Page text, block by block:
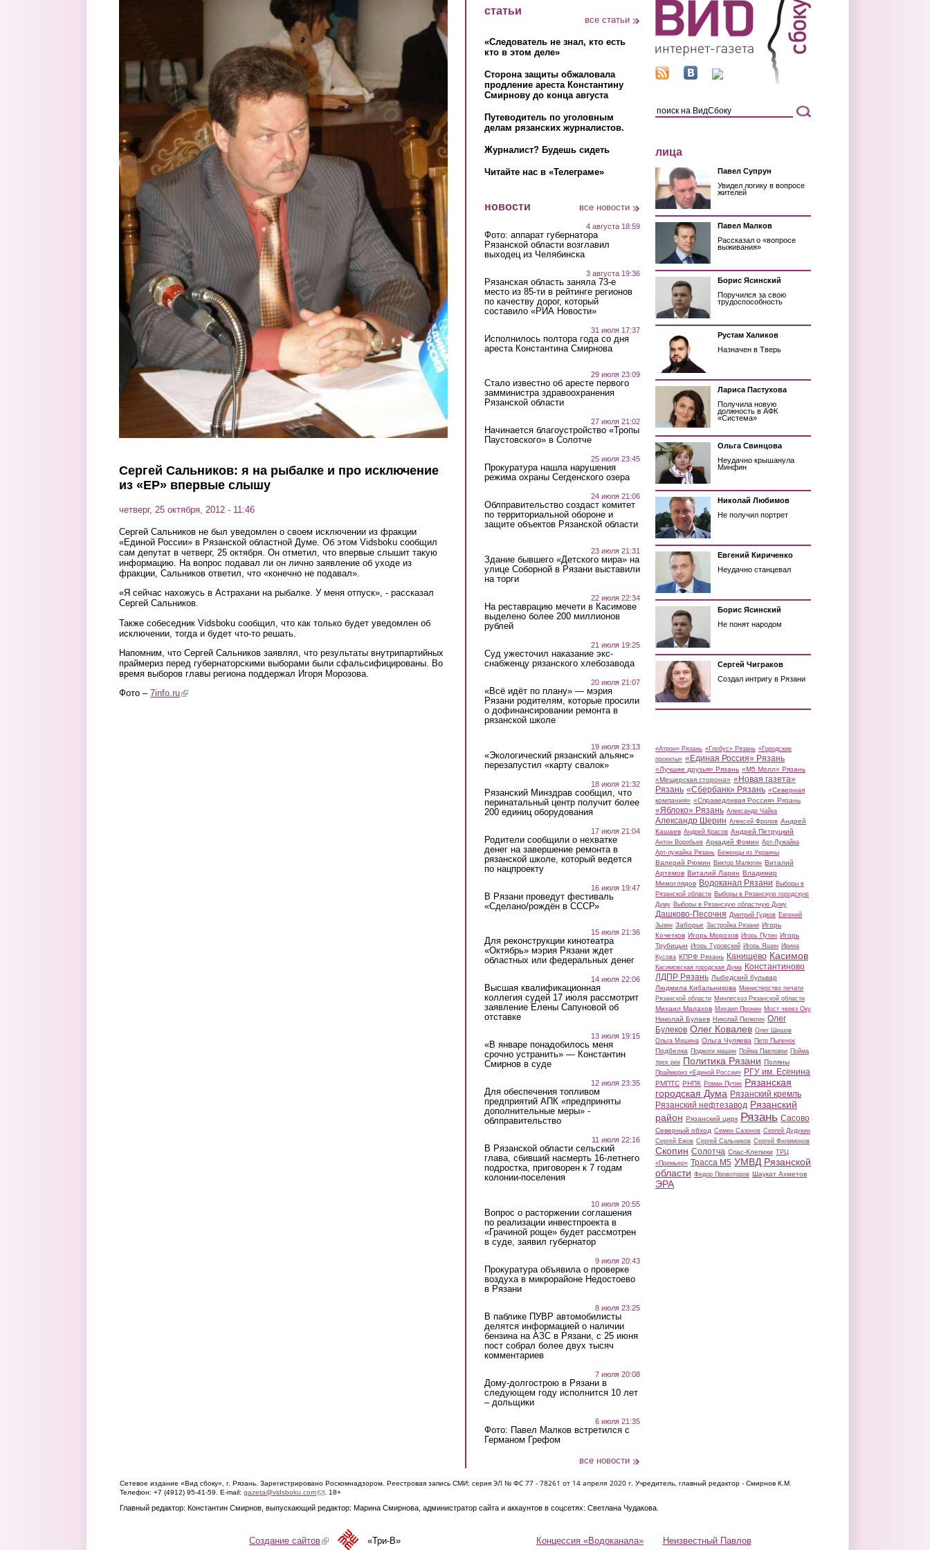
Сергей Сальников: я на рыбалке и про исключение
из «ЕР» впервые слышу
четверг, 25 октября, 2012 - 11:46
Сергей Сальников не был уведомлен о своем исключении из фракции
«Единой России» в Рязанской областной Думе. Об этом Vidsboku сообщил
сам депутат в четверг, 25 октября. Он отметил, что впервые слышит такую
информацию. На вопрос подавал ли он лично заявление об уходе из
фракции, Сальников ответил, что «конечно не подавал».
«Я сейчас нахожусь в Астрахани на рыбалке. У меня отпуск», - рассказал
Сергей Сальников.
Также собеседник Vidsboku сообщил, что как только будет уведомлен об
исключении, тогда и будет что-то решать.
Напомним, что Сергей Сальников заявлял, что результаты внутрипартийных
праймериз перед губернаторскими выборами были сфальсифицированы. Во
время выборов главы региона поддержал Игоря Морозова.
Фото – 7info.ru(link is external)
статьи
все статьи
«Следователь не знал, кто есть
кто в этом деле»
Сторона защиты обжаловала
продление ареста Константину
Смирнову до конца августа
Путеводитель по уголовным
делам рязанских журналистов.
Журналист? Будешь сидеть
Читайте нас в «Телеграме»
новости все новости
4 августа 18:59
Фото: аппарат губернатора
Рязанской области возглавил
выходец из Челябинска
3 августа 19:36
Рязанская область заняла 73-е
место из 85-ти в рейтинге регионов
по качеству дорог, который
составило «РИА Новости»
31 июля 17:37
Исполнилось полтора года со дня
ареста Константина Смирнова
29 июля 23:09
Стало известно об аресте первого
замминистра здравоохранения
Рязанской области
27 июля 21:02
Начинается благоустройство «Тропы
Паустовского» в Солотче
25 июля 23:45
Прокуратура нашла нарушения
режима охраны Сегденского озера
24 июля 21:06
Облправительство создаст комитет
по территориальной обороне и
защите объектов Рязанской области
23 июля 21:31
Здание бывшего «Детского мира» на
улице Соборной в Рязани выставили
на торги
22 июля 22:34
На реставрацию мечети в Касимове
выделено более 200 миллионов
рублей
21 июля 19:25
Суд ужесточил наказание экс-
снабженцу рязанского хлебозавода
20 июля 21:07
«Всё идёт по плану» — мэрия
Рязани родителям, которые просили
о дофинансировании ремонта в
рязанской школе
19 июля 23:13
«Экологический рязанский альянс»
перезапустил «карту свалок»
18 июля 21:32
Рязанский Минздрав сообщил, что
перинатальный центр получит более
200 единиц оборудования
17 июля 21:04
Родители сообщили о нехватке
денег на завершение ремонта в
рязанской школе, который ведется
по нацпроекту
16 июля 19:47
В Рязани проведут фестиваль
«Сделано/рождён в СССР»
15 июля 21:36
Для реконструкции кинотеатра
«Октябрь» мэрия Рязани ждет
областных или федеральных денег
14 июля 22:06
Высшая квалификационная
коллегия судей 17 июля рассмотрит
заявление Елены Сапуновой об
отставке
13 июля 19:15
«В январе понадобилось меня
срочно устранить» — Константин
Смирнов в суде
12 июля 23:35
Для обеспечения топливом
предприятий АПК «предприняты
дополнительные меры» -
облправительство
11 июля 22:16
В Рязанской области сельский
глава, сбивший насмерть 16-летнего
подростка, приговорен к 7 годам
колонии-поселения
10 июля 20:55
Вопрос о расторжении соглашения
по реализации инвестпроекта в
«Грачиной роще» будет рассмотрен
в суде, заявил губернатор
9 июля 20:43
Прокуратура объявила о проверке
воздуха в микрорайоне Недостоево
в Рязани
8 июля 23:25
В паблике ПУВР автомобилисты
делятся информацией о наличии
бензина на АЗС в Рязани, с 25 июня
пост собрал более двух тысяч
комментариев
7 июля 20:08
Дому-долгострою в Рязани в
следующем году исполнится 10 лет
– дольщики
6 июля 21:35
Фото: Павел Малков встретился с
Германом Грефом
все новости
лица
Павел Супрун
Увидел логику в вопросе
жителей
Павел Малков
Рассказал о «вопросе
выживания»
Борис Ясинский
Поручился за свою
трудоспособность
Рустам Халиков
Назначен в Тверь
Лариса Пастухова
Получила новую
должность в АФК
«Система»
Ольга Свинцова
Неудачно крышанула
Минфин
Николай Любимов
Не получил портрет
Евгений Кириченко
Неудачно станцевал
Борис Ясинский
Не понят народом
Сергей Чиграков
Создал интригу в Рязани
«Атрон» Рязань «Глобус» Рязань «Городские
проекты» «Единая Россия» Рязань
«Лучшие друзья» Рязань «М5 Молл» Рязань
«Мещерская сторона» «Новая газета»
Рязань «Сбербанк» Рязань «Северная
компания» «Справедливая Россия» Рязань
«Яблоко» Рязань Александр Чайка
Александр Шерин Алексей Фролов Андрей
Кашаев Андрей Красов Андрей Петруцкий
Антон Воробьев Аркадий Фомин Арт-Лужайка
Арт-лужайка Рязань Беженцы из Украины
Валерий Рюмин Виктор Малюгин Виталий
Артемов Виталий Ларин Владимир
Мимоглядов Водоканал Рязани Выборы в
Рязанской области Выборы в Рязанскую городскую
Думу Выборы в Рязанскую областную Думу
Дашково-Песочня Дмитрий Гудков Евгений
Зызин Заборье Застройка Рязани Игорь
Кочетков Игорь Морозов Игорь Путин Игорь
Трубицын Игорь Туровский Игорь Яшин Ирина
Кусова КПРФ Рязань Канищево Касимов
Касимовская городская Дума Константиново
ЛДПР Рязань Лыбедский бульвар
Людмила Кибальникова Министерство печати
Рязанской области Минлесхоз Рязанской области
Михаил Малахов Михаил Пронин Мост через Оку
Николай Булаев Николай Пилюгин Олег
Булеков Олег Ковалев Олег Шишов
Ольга Мишина Ольга Чуляева Петр Пыленок
Подбелка Поджоги машин Пойма Павловки Пойма
трех рек Политика Рязани Поляны
Праймериз «Единой России» РГУ им. Есенина
РМПТС РНПК Роман Путин Рязанская
городская Дума Рязанский кремль
Рязанский нефтезавод Рязанский
район Рязанский цирк Рязань Сасово
Северный обход Семен Сазонов Сергей Дудукин
Сергей Ежов Сергей Сальников Сергей Филимонов
Скопин Солотча Спас-Клепики ТРЦ
«Премьер» Трасса М5 УМВД Рязанской
области Федор Провоторов Шаукат Ахметов
ЭРА
Сетевое издание «Вид сбоку», г. Рязань. Зарегистрировано Роскомнадзором. Реестровая запись СМИ: серия ЭЛ № ФС 77 - 78261 от 14 апреля 2020 г. Учредитель, главный редактор - Смирнов К.М.
Телефон: +7 (4912) 95-41-59. E-mail: gazeta@vidsboku.com(link sends e-mail)
. 18+
Главный редактор: Константин Смирнов, выпускающий редактор: Марина Смирнова, администратор сайта и аккаунтов в соцсетях: Светлана Чудакова.
Концессия «Водоканала» Неизвестный Павлов
Создание сайтов(link is external)«Три-В»